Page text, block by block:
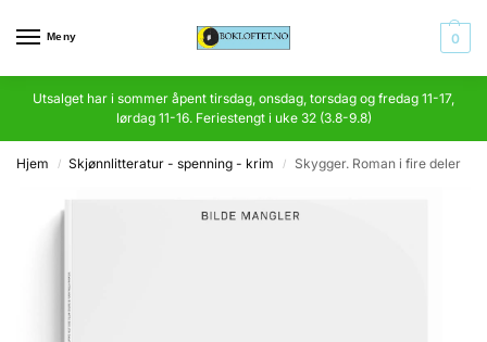
Meny 0
Utsalget har i sommer åpent tirsdag, onsdag, torsdag og fredag 11-17,
lørdag 11-16. Feriestengt i uke 32 (3.8-9.8)
Hjem / Skjønnlitteratur - spenning - krim / Skygger. Roman i fire deler